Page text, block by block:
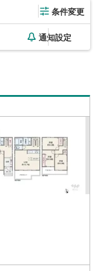
条件変更
通知設定